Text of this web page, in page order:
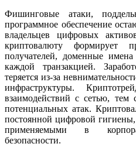
Фишинговые атаки,
программное обеспечение
владельцев цифровых
криптовалюту формирует
получателей, доменные
каждой транзакцией.
теряется из-за
инфраструктуры.
взаимодействий с сетью, тем
потенциальных атак.
постоянной цифровой
применяемыми в
безопасности.